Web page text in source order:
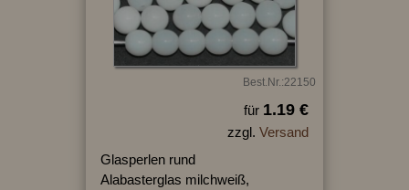
Best.Nr.:22150
für 1.19 €
zzgl. Versand
Glasperlen rund
Alabasterglas milchweiß,